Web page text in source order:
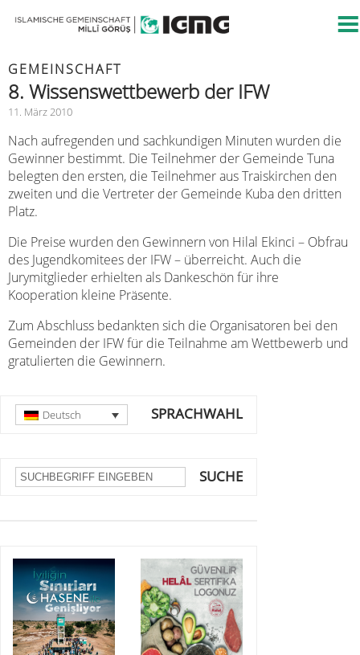
GEMEINSCHAFT
8. Wissenswettbewerb der IFW
11. März 2010
Nach aufregenden und sachkundigen Minuten wurden die
Gewinner bestimmt. Die Teilnehmer der Gemeinde Tuna
belegten den ersten, die Teilnehmer aus Traiskirchen den
zweiten und die Vertreter der Gemeinde Kuba den dritten
Platz.
Die Preise wurden den Gewinnern von Hilal Ekinci – Obfrau
des Jugendkomitees der IFW – überreicht. Auch die
Jurymitglieder erhielten als Dankeschön für ihre
Kooperation kleine Präsente.
Zum Abschluss bedankten sich die Organisatoren bei den
Gemeinden der IFW für die Teilnahme am Wettbewerb und
gratulierten die Gewinnern.
SPRACHWAHL
Deutsch
SUCHE